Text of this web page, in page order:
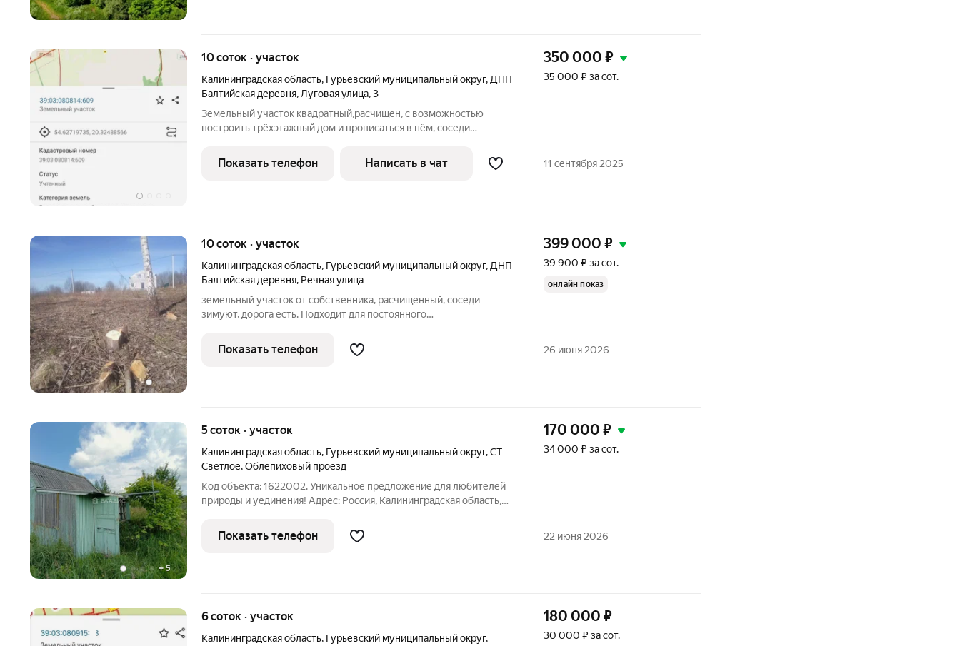
10 соток · участок
Калининградская область, Гурьевский муниципальный округ, ДНП
Балтийская деревня, Луговая улица,3
Земельный участок квадратный,расчищен, с возможностью
построить трёхэтажный дом и прописаться в нём, соседи
участка. Собственник.
350 000 ₽
35 000 ₽ за сот.
Показать телефон Написать в чат 11 сентября 2025
10 соток · участок
Калининградская область, Гурьевский муниципальный округ, ДНП
Балтийская деревня, Речная улица
земельный участок от собственника, расчищенный, соседи
зимуют, дорога есть. Подходит для постоянного
399 000 ₽
39 900 ₽ за сот.
онлайн показ
Показать телефон 26 июня 2026
+5
5 соток · участок
Калининградская область, Гурьевский муниципальный округ,СТ
Светлое,Облепиховый проезд
Код объекта: 1622002. Уникальное предложение для любителей
природы и уединения! Адрес: Россия, Калининградская область,
проезд. Особенности: Площадь: 5 соток. Статус: садоводство.
Подъезд:
170 000 ₽
34 000 ₽ за сот.
Показать телефон 22 июня 2026
6 соток · участок
Калининградская область, Гурьевский муниципальный округ,
180 000 ₽
30 000 ₽ за сот.